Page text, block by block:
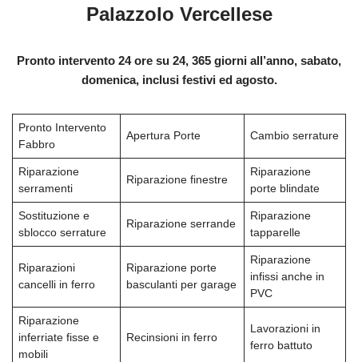
Palazzolo Vercellese
Pronto intervento 24 ore su 24, 365 giorni all’anno, sabato,
domenica, inclusi festivi ed agosto.
Pronto Intervento
Fabbro
Apertura Porte Cambio serrature
Riparazione
serramenti
Riparazione finestre
Riparazione
porte blindate
Sostituzione e
sblocco serrature
Riparazione serrande
Riparazione
tapparelle
Riparazioni
cancelli in ferro
Riparazione porte
basculanti per garage
Riparazione
infissi anche in
PVC
Riparazione
inferriate fisse e
mobili
Recinsioni in ferro
Lavorazioni in
ferro battuto